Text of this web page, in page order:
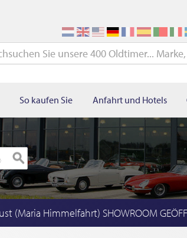
So kaufen Sie Anfahrt und Hotels
(Maria Himmelfahrt) SHOWROOM